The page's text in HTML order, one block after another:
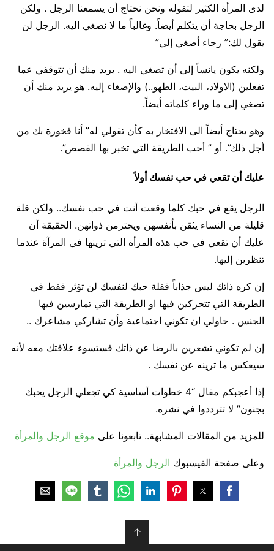
لدى المرأة الكثير لتقوله ونحن نحتاج أن يسمعنا الرجل . ولكن
الرجل بحاجة أن يتكلم أيضاً. وغالباً ما لا نصغي اليه. الرجل لن
يقول لك:” رجاء أصغي إلي”
ولكنه يكون يائساً إلى أن تصغي اليه . يريد منك أن تتوقفي عما
تفعلين (الاولاد، البيت، الطهو..) والإصغاء إليه. هو يريد منك أن
تصغي إلى ما وراء كلماته أيضاً.
وهو يحتاج أيضاً الى الافتخار به كأن تقولي له” أنا فخورة بك من
أجل ذلك”. أو ” أحب الطريقة التي تخبر بها القصص”.
عليك أن تقعي في حب نفسك أولاً
الرجل يقع في حبك كلما وقعت أنت في حب نفسك.. ولكن قلة
قليلة من النساء يثقن بأنفسهن ويحترمن ذواتهن. الحقيقة أن
عليك أن تقعي في حب هذه المرأة التي ترينها في المرآة عندما
تنظرين إليها.
إن كره ذاتك ليس جذاباً فقلة حبك لنفسك لن تؤثر فقط في
الطريقة التي تتحركين فيها او الطريقة التي تمارسين فيها
الجنس . حاولي ان تكوني اجتماعية وأن تشاركي مشاعرك ..
إن لم تكوني تشعرين بالرضا عن ذاتك فستسوء علاقتك معه لأنه
سيعكس ما ترينه عن نفسك .
إذا أعجبكم مقال “4 خطوات أساسية كي تجعلي الرجل يحبك
بجنون” لا تترددوا في نشره.
للمزيد من المقالات المشابهة.. تابعونا على موقع الرجل والمرأة
وعلى صفحة الفيسبوك الرجل والمرأة
↑